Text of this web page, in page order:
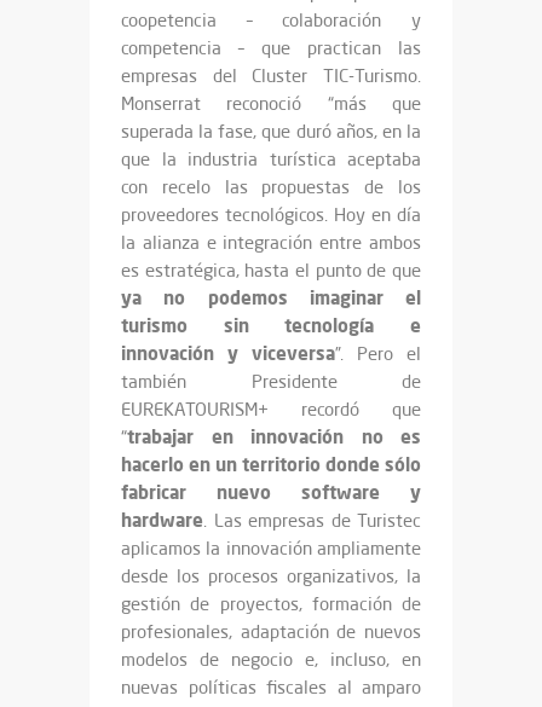
coopetencia – colaboración y
competencia – que practican las
empresas del Cluster TIC-Turismo.
Monserrat reconoció “más que
superada la fase, que duró años, en la
que la industria turística aceptaba
con recelo las propuestas de los
proveedores tecnológicos. Hoy en día
la alianza e integración entre ambos
es estratégica, hasta el punto de que
ya no podemos imaginar el
turismo sin tecnología e
innovación y viceversa”. Pero el
también Presidente de
EUREKATOURISM+ recordó que
“trabajar en innovación no es
hacerlo en un territorio donde sólo
fabricar nuevo software y
hardware. Las empresas de Turistec
aplicamos la innovación ampliamente
desde los procesos organizativos, la
gestión de proyectos, formación de
profesionales, adaptación de nuevos
modelos de negocio e, incluso, en
nuevas políticas fiscales al amparo